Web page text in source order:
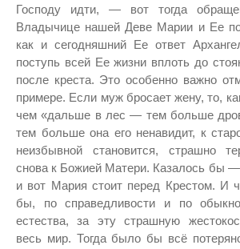
Господу идти, — вот тогда
Владычице нашей Деве Марии и Ее
как и сегодняшний Ее ответ
поступь всей Ее жизни вплоть до
после креста. Это особенно важно
примере. Если муж бросает жену, то,
чем «дальше в лес — тем больше
тем больше она его ненавидит, к
неизбывной становится, страшно
снова к Божией Матери. Казалось бы —
и вот Мария стоит перед Крестом. И
бы, по справедливости и по
естества, за эту страшную
весь мир. Тогда было бы всё